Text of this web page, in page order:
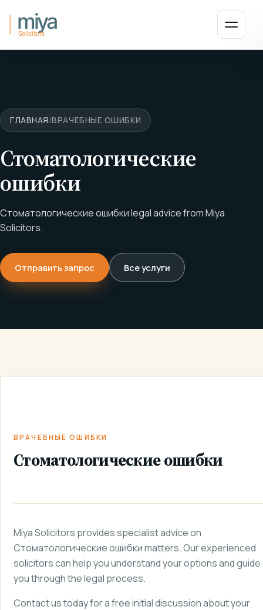
ГЛАВНАЯ/ВРАЧЕБНЫЕ ОШИБКИ
Стоматологические
ошибки
Стоматологические ошибки legal advice from Miya
Solicitors.
Отправить запрос Все услуги
ВРАЧЕБНЫЕ ОШИБКИ
Стоматологические ошибки
Miya Solicitors provides specialist advice on
Стоматологические ошибки matters. Our experienced
solicitors can help you understand your options and guide
you through the legal process.
Contact us today for a free initial discussion about your